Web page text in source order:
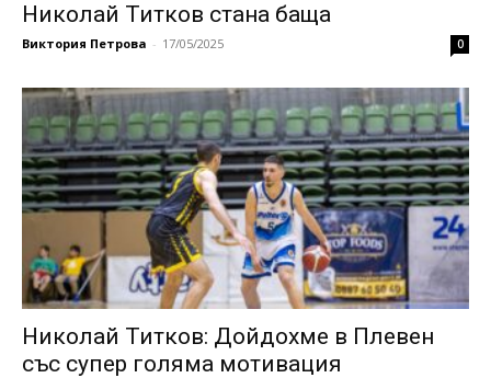
Николай Титков стана баща
Виктория Петрова - 17/05/2025 0
Николай Титков: Дойдохме в Плевен
със супер голяма мотивация